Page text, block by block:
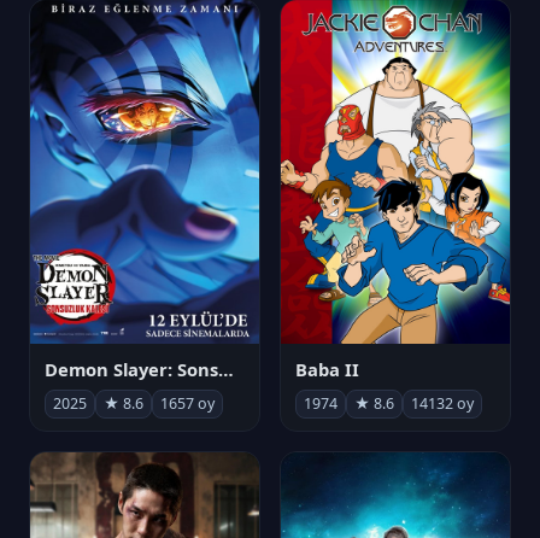
Demon Slayer: Sonsuzluk Kalesi
2025 ★ 8.6 1657 oy
Baba II
1974 ★ 8.6 14132 oy